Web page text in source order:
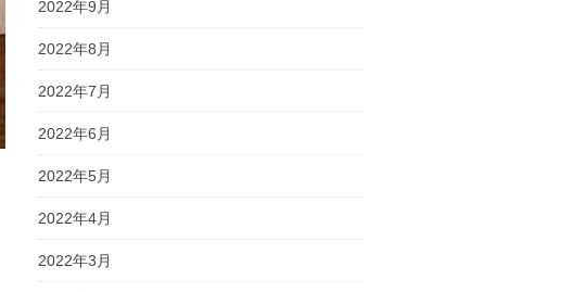
2022年9月
2022年8月
2022年7月
2022年6月
2022年5月
2022年4月
2022年3月